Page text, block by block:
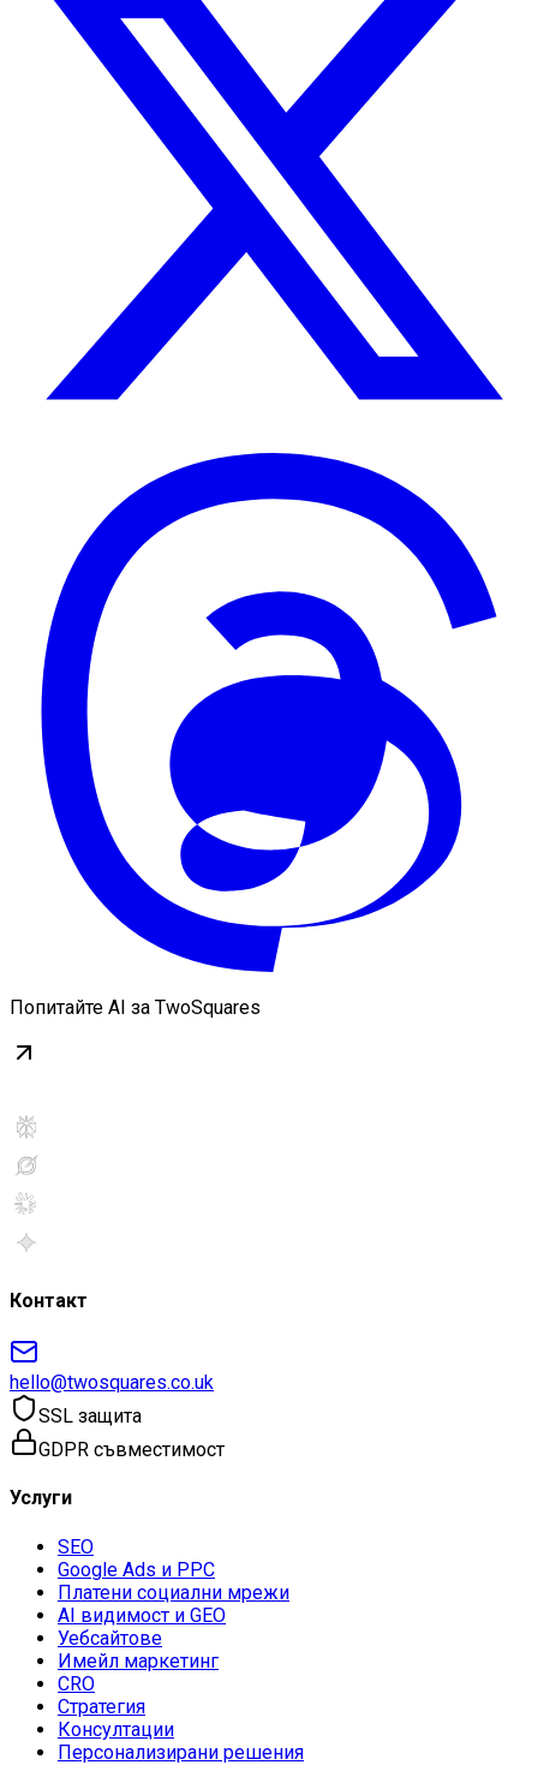
Попитайте AI за TwoSquares
Контакт
hello@twosquares.co.uk
SSL защита
GDPR съвместимост
Услуги
SEO
Google Ads и PPC
Платени социални мрежи
AI видимост и GEO
Уебсайтове
Имейл маркетинг
CRO
Стратегия
Консултации
Персонализирани решения